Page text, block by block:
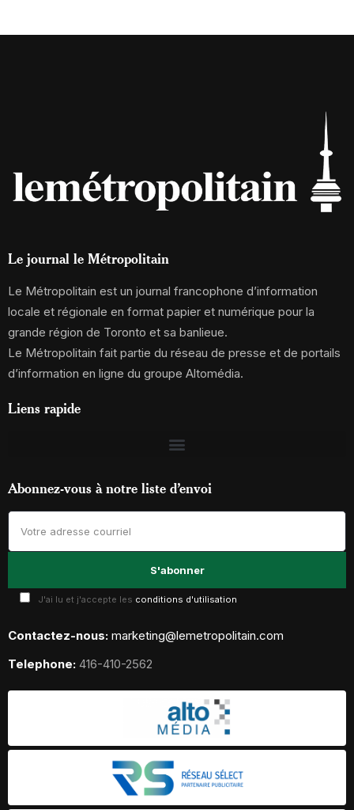
Le journal le Métropolitain
Le Métropolitain est un journal francophone d’information
locale et régionale en format papier et numérique pour la
grande région de Toronto et sa banlieue.
Le Métropolitain fait partie du réseau de presse et de portails
d’information en ligne du groupe Altomédia.
Liens rapide
Abonnez-vous à notre liste d’envoi
J'ai lu et j'accepte les conditions d'utilisation
Contactez-nous: marketing@lemetropolitain.com
Telephone: 416-410-2562